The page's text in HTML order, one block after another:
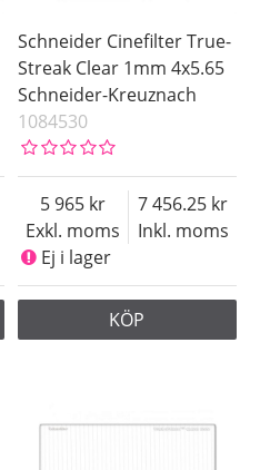
Schneider Cinefilter True-
Streak Clear 1mm 4x5.65
Schneider-Kreuznach
1084530
Exkl. moms
5 965
Inkl. moms
7 456.25
Ej i lager
KÖP